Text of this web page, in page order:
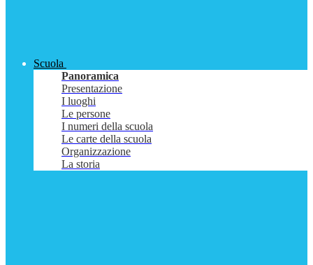
Scuola
Panoramica
Presentazione
I luoghi
Le persone
I numeri della scuola
Le carte della scuola
Organizzazione
La storia